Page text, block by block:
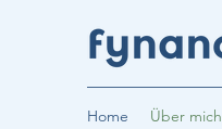
Home Über mich